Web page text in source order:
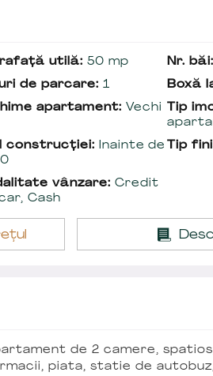
utilă: 50 mp Nr. băi:
de parcare: 1 Boxă
apartament: Vechi Tip
construcției: Inainte de Tip
vânzare: Credit
Cash
de 2 camere,
piata, statie de